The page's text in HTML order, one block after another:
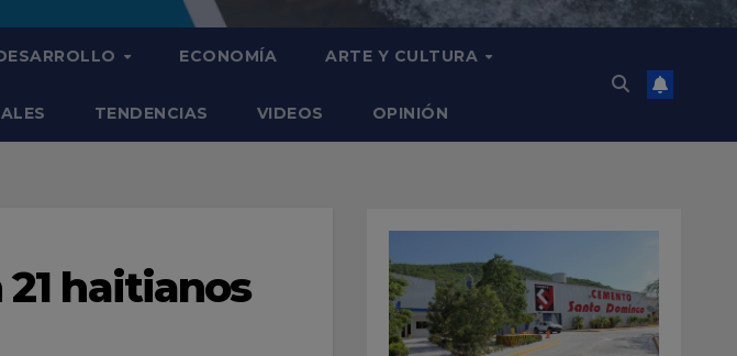
ECONOMÍA ARTE Y CULTURA
TENDENCIAS VIDEOS OPINIÓN
haitianos